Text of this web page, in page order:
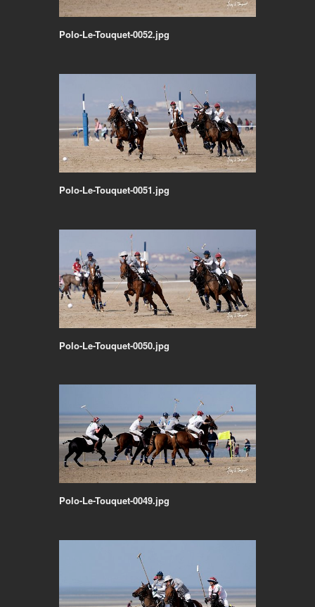
Polo-Le-Touquet-0052.jpg
Polo-Le-Touquet-0051.jpg
Polo-Le-Touquet-0050.jpg
Polo-Le-Touquet-0049.jpg